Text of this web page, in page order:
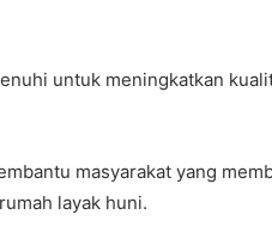
untuk meningkatkan
masyarakat yang
layak huni.